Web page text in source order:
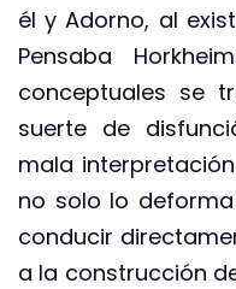
él y Adorno, al
Pensaba
conceptuales se
suerte de
mala
no solo lo
conducir
a la construcción